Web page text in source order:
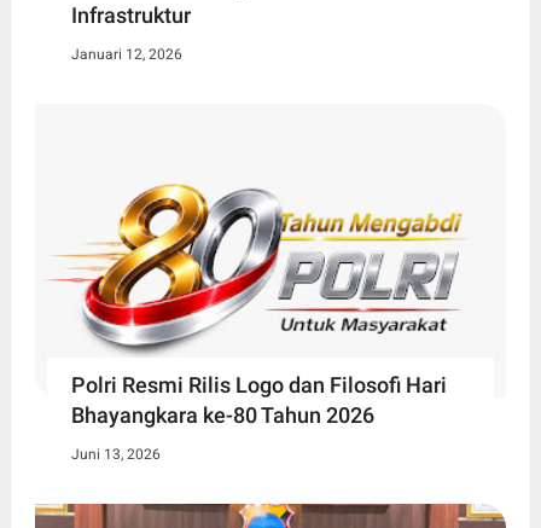
Infrastruktur
Januari 12, 2026
Polri Resmi Rilis Logo dan Filosofi Hari
Bhayangkara ke-80 Tahun 2026
Juni 13, 2026